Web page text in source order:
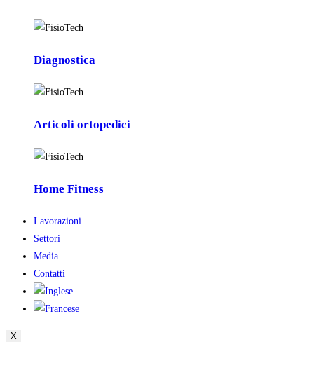
Diagnostica
Articoli ortopedici
Home Fitness
Lavorazioni
Settori
Media
Contatti
X